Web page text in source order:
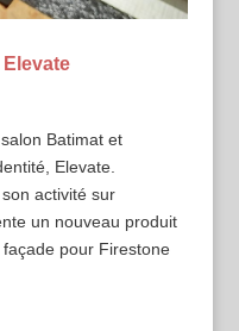
Batimat et
Elevate.
activité sur
un nouveau produit
pour Firestone